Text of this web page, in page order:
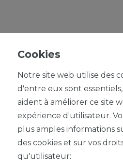
DANS LE PANIER
Cookies
Notre site web utilise des
d'entre eux sont
aident à améliorer ce site
expérience d'utilisateur.
plus amples informations
des cookies et sur vos
qu'utilisateur: